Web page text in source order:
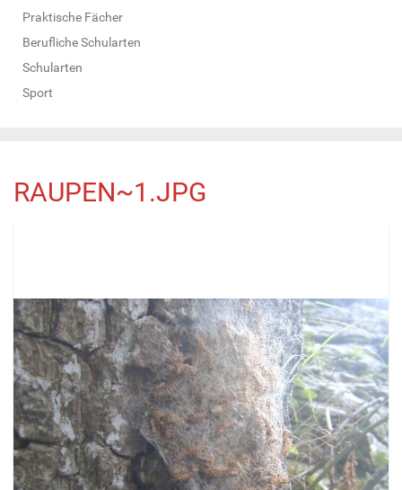
Praktische Fächer
Berufliche Schularten
Schularten
Sport
RAUPEN~1.JPG